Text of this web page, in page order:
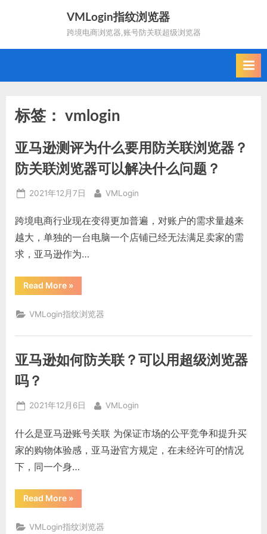
VMLogin指纹浏览器
跨境电商浏览器,账号防关联超级浏览器
标签： vmlogin
亚马逊测评为什么要用防关联浏览器？
防关联浏览器可以解决什么问题？
Posted
2021年12月7日 By
VMLogin
跨境电商行业现在变得更加普遍，对账户的需求量越来
越大，单独的一台电脑一个店铺已经无法满足卖家的需
求，亚马逊作为…
Read More“亚
马
测
评
什
要
用
防
览
器？
联
览
可
什
么
题？”
»
VMLogin指纹浏览器
亚马逊如何防关联？可以用超级浏览器
吗？
Posted
2021年12月6日 By
VMLogin
什么是亚马逊账号关联 为保证市场的公平竞争和提升买
家的购物体验感，亚马逊官方规定，在未经许可的情况
下，同一个身…
Read More“亚
马
如
何
»
VMLogin指纹浏览器